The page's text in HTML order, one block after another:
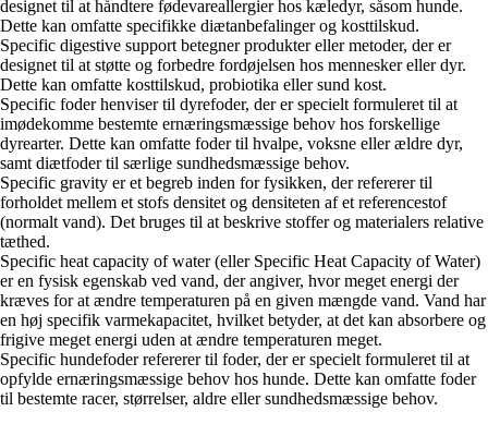
designet til at håndtere fødevareallergier hos kæledyr, såsom hunde.
Dette kan omfatte specifikke diætanbefalinger og kosttilskud.
Specific digestive support betegner produkter eller metoder, der er
designet til at støtte og forbedre fordøjelsen hos mennesker eller dyr.
Dette kan omfatte kosttilskud, probiotika eller sund kost.
Specific foder henviser til dyrefoder, der er specielt formuleret til at
imødekomme bestemte ernæringsmæssige behov hos forskellige
dyrearter. Dette kan omfatte foder til hvalpe, voksne eller ældre dyr,
samt diætfoder til særlige sundhedsmæssige behov.
Specific gravity er et begreb inden for fysikken, der refererer til
forholdet mellem et stofs densitet og densiteten af et referencestof
(normalt vand). Det bruges til at beskrive stoffer og materialers relative
tæthed.
Specific heat capacity of water (eller Specific Heat Capacity of Water)
er en fysisk egenskab ved vand, der angiver, hvor meget energi der
kræves for at ændre temperaturen på en given mængde vand. Vand har
en høj specifik varmekapacitet, hvilket betyder, at det kan absorbere og
frigive meget energi uden at ændre temperaturen meget.
Specific hundefoder refererer til foder, der er specielt formuleret til at
opfylde ernæringsmæssige behov hos hunde. Dette kan omfatte foder
til bestemte racer, størrelser, aldre eller sundhedsmæssige behov.